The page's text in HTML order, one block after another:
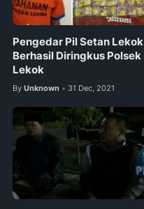
Pengedar Pil Setan Lekok
Berhasil Diringkus Polsek
Lekok
By Unknown • 31 Dec, 2021